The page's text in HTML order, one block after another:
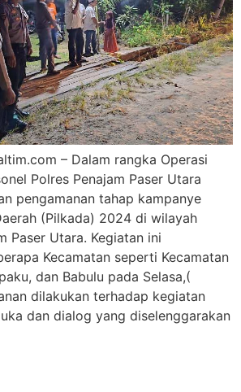
– Dalam rangka Operasi
Polres Penajam Paser Utara
pengamanan tahap kampanye
(Pilkada) 2024 di wilayah
Paser Utara. Kegiatan ini
Kecamatan seperti Kecamatan
dan Babulu pada Selasa,(
dilakukan terhadap kegiatan
dan dialog yang diselenggarakan